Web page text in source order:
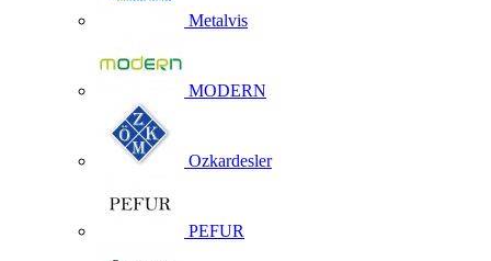
Metalvis
MODERN
Ozkardesler
PEFUR